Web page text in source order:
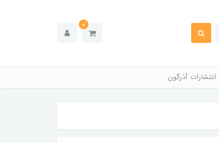
0
انتشارات آذرگون